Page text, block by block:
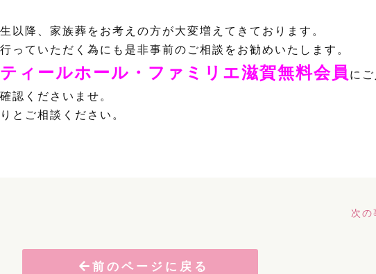
以降、家族葬をお考えの方が大変増えてきております。
っていただく為にも是非事前のご相談をお勧めいたします。
ィールホール・ファミリエ滋賀無料会員 に
認くださいませ。
とご相談ください。
次の
前のページに戻る